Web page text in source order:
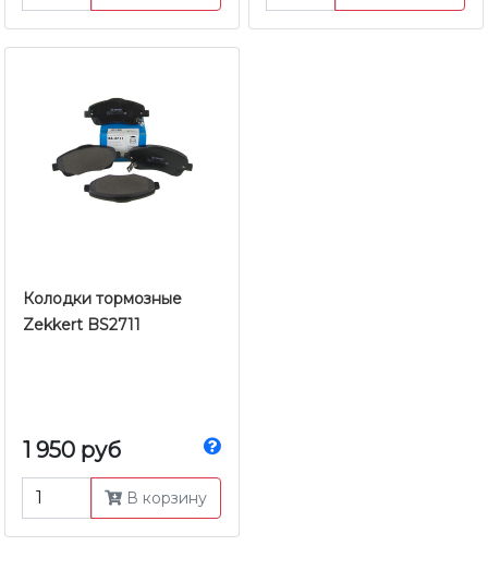
Колодки тормозные
Zekkert BS2711
1 950 руб
В корзину